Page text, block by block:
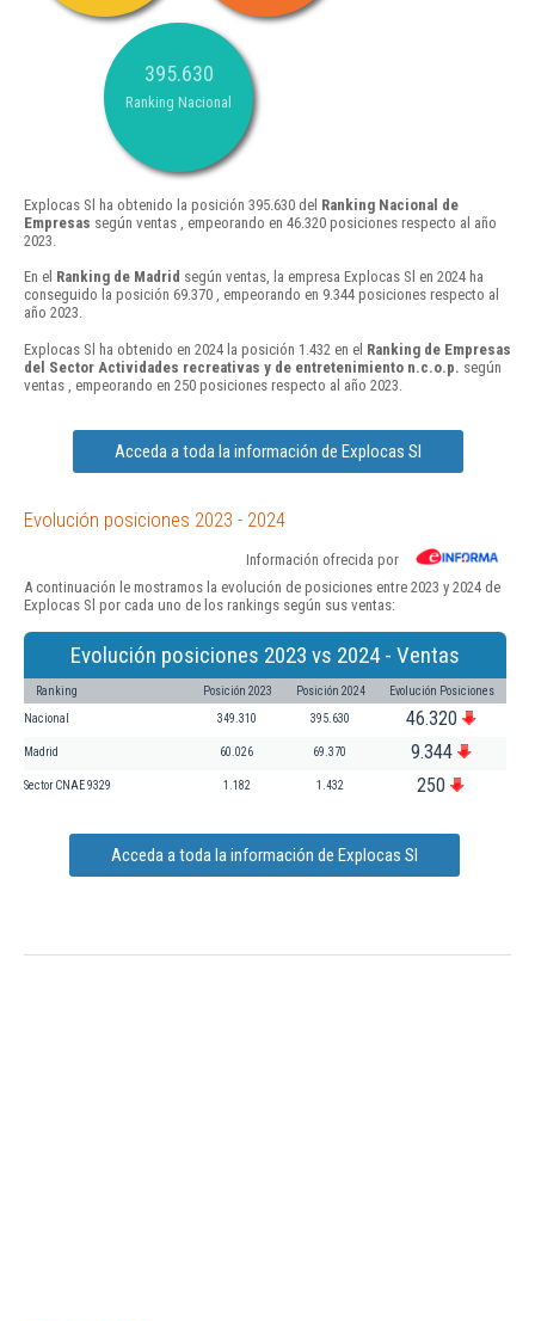
395.630
Ranking Nacional
Explocas Sl ha obtenido la posición 395.630 del Ranking Nacional de
Empresas según ventas , empeorando en 46.320 posiciones respecto al año
2023.
En el Ranking de Madrid según ventas, la empresa Explocas Sl en 2024 ha
conseguido la posición 69.370 , empeorando en 9.344 posiciones respecto al
año 2023.
Explocas Sl ha obtenido en 2024 la posición 1.432 en el Ranking de Empresas
del Sector Actividades recreativas y de entretenimiento n.c.o.p. según
ventas , empeorando en 250 posiciones respecto al año 2023.
Acceda a toda la información de Explocas Sl
Evolución posiciones 2023 - 2024
Información ofrecida por
A continuación le mostramos la evolución de posiciones entre 2023 y 2024 de
Explocas Sl por cada uno de los rankings según sus ventas:
Evolución posiciones 2023 vs 2024 - Ventas
Ranking Posición 2023 Posición 2024 Evolución Posiciones
Nacional 349.310 395.630 46.320
Madrid 60.026 69.370 9.344
Sector CNAE 9329 1.182 1.432 250
Acceda a toda la información de Explocas Sl